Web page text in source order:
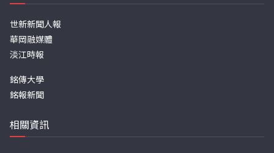
世新新聞人報
華岡融媒體
淡江時報
銘傳大學
銘報新聞
相關資訊